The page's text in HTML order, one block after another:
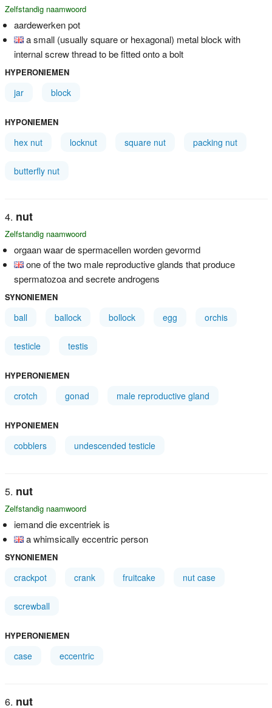
Zelfstandig naamwoord
aardewerken pot
a small (usually square or hexagonal) metal block with
internal screw thread to be fitted onto a bolt
HYPERONIEMEN
jar block
HYPONIEMEN
hex nut locknut square nut packing nut
butterfly nut
nut
Zelfstandig naamwoord
orgaan waar de spermacellen worden gevormd
one of the two male reproductive glands that produce
spermatozoa and secrete androgens
SYNONIEMEN
ball ballock bollock egg orchis
testicle testis
HYPERONIEMEN
crotch gonad male reproductive gland
HYPONIEMEN
cobblers undescended testicle
nut
Zelfstandig naamwoord
iemand die excentriek is
a whimsically eccentric person
SYNONIEMEN
crackpot crank fruitcake nut case
screwball
HYPERONIEMEN
case eccentric
nut